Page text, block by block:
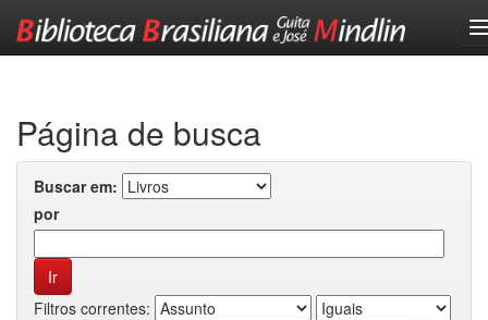
Página de busca
Buscar em:
por
Filtros correntes: